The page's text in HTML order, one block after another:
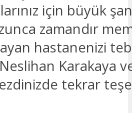
için büyük
zamandır
hastanenizi
Karakaya
tekrar